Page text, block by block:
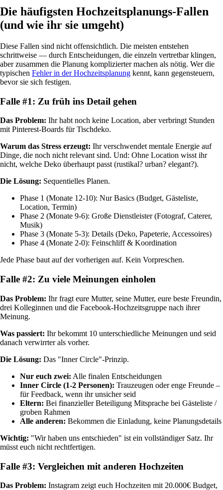
Die häufigsten Hochzeitsplanungs-Fallen
(und wie ihr sie umgeht)
Diese Fallen sind nicht offensichtlich. Die meisten entstehen
schrittweise — durch Entscheidungen, die einzeln vertretbar klingen,
aber zusammen die Planung komplizierter machen als nötig. Wer die
typischen Fehler in der Hochzeitsplanung kennt, kann gegensteuern,
bevor sie sich festigen.
Falle #1: Zu früh ins Detail gehen
Das Problem: Ihr habt noch keine Location, aber verbringt Stunden
mit Pinterest-Boards für Tischdeko.
Warum das Stress erzeugt: Ihr verschwendet mentale Energie auf
Dinge, die noch nicht relevant sind. Und: Ohne Location wisst ihr
nicht, welche Deko überhaupt passt (rustikal? urban? elegant?).
Die Lösung: Sequentielles Planen.
Phase 1 (Monate 12-10): Nur Basics (Budget, Gästeliste,
Location, Termin)
Phase 2 (Monate 9-6): Große Dienstleister (Fotograf, Caterer,
Musik)
Phase 3 (Monate 5-3): Details (Deko, Papeterie, Accessoires)
Phase 4 (Monate 2-0): Feinschliff & Koordination
Jede Phase baut auf der vorherigen auf. Kein Vorpreschen.
Falle #2: Zu viele Meinungen einholen
Das Problem: Ihr fragt eure Mutter, seine Mutter, eure beste Freundin,
drei Kolleginnen und die Facebook-Hochzeitsgruppe nach ihrer
Meinung.
Was passiert: Ihr bekommt 10 unterschiedliche Meinungen und seid
danach verwirrter als vorher.
Die Lösung: Das "Inner Circle"-Prinzip.
Nur euch zwei: Alle finalen Entscheidungen
Inner Circle (1-2 Personen): Trauzeugen oder enge Freunde –
für Feedback, wenn ihr unsicher seid
Eltern: Bei finanzieller Beteiligung Mitsprache bei Gästeliste /
groben Rahmen
Alle anderen: Bekommen die Einladung, keine Planungsdetails
Wichtig: "Wir haben uns entschieden" ist ein vollständiger Satz. Ihr
müsst euch nicht rechtfertigen.
Falle #3: Vergleichen mit anderen Hochzeiten
Das Problem: Instagram zeigt euch Hochzeiten mit 20.000€ Budget,